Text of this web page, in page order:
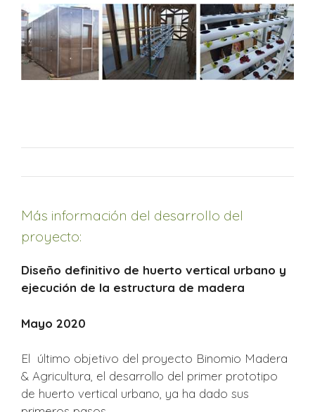
Más información del desarrollo del
proyecto:
Diseño definitivo de huerto vertical urbano y
ejecución de la estructura de madera
Mayo 2020
El último objetivo del proyecto Binomio Madera
& Agricultura, el desarrollo del primer prototipo
de huerto vertical urbano, ya ha dado sus